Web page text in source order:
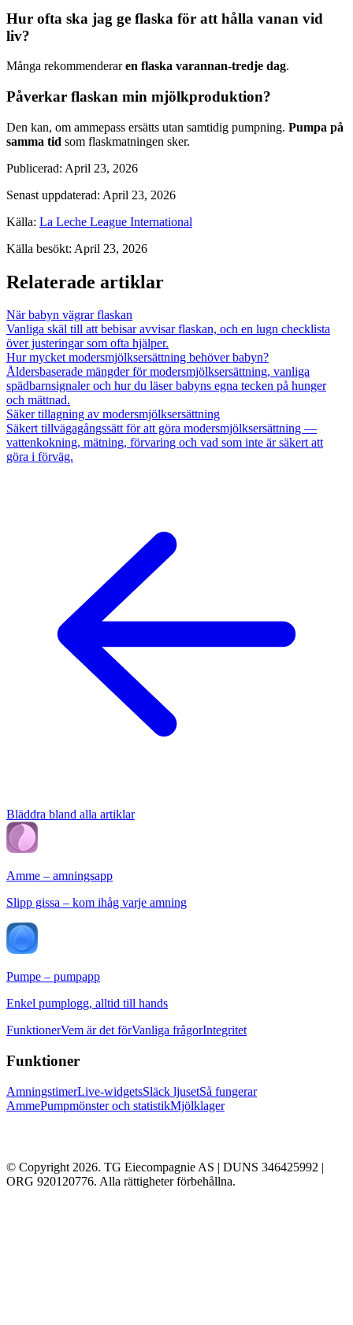
Hur ofta ska jag ge flaska för att hålla vanan vid
liv?
Många rekommenderaren flaska varannan-tredje dag.
Påverkar flaskan min mjölkproduktion?
Den kan, om ammepass ersätts utan samtidig pumpning. Pumpa på
samma tid som flaskmatningen sker.
Publicerad: April 23, 2026
Senast uppdaterad: April 23, 2026
Källa: La Leche League International
Källa besökt: April 23, 2026
Relaterade artiklar
När babyn vägrar flaskan
Vanliga skäl till att bebisar avvisar flaskan, och en lugn checklista
över justeringar som ofta hjälper.
Hur mycket modersmjölksersättning behöver babyn?
Åldersbaserade mängder för modersmjölksersättning, vanliga
spädbarnsignaler och hur du läser babyns egna tecken på hunger
och mättnad.
Säker tillagning av modersmjölksersättning
Säkert tillvägagångssätt för att göra modersmjölksersättning —
vattenkokning, mätning, förvaring och vad som inte är säkert att
göra i förväg.
Bläddra bland alla artiklar
Amme – amningsapp
Slipp gissa – kom ihåg varje amning
Pumpe – pumpapp
Enkel pumplogg, alltid till hands
FunktionerVem är det förVanliga frågorIntegritet
Funktioner
AmningstimerLive-widgetsSläck ljusetSå fungerar
AmmePumpmönster och statistikMjölklager
© Copyright 2026. TG Eiecompagnie AS | DUNS 346425992 |
ORG 920120776. Alla rättigheter förbehållna.